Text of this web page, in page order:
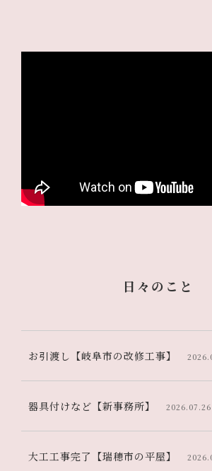
日々のこと
お引渡し【岐阜市の改修工事】
器具付けなど【新事務所】 2026.07.26
大工工事完了【瑞穂市の平屋】